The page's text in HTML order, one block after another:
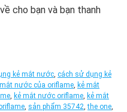
cho bạn và bạn thanh
kẻ mắt nước, cách sử dụng kẻ
mắt nước của oriflame, kẻ mắt
, kẻ mắt nước oriflame, kẻ mắt
, sản phẩm 35742,the one,